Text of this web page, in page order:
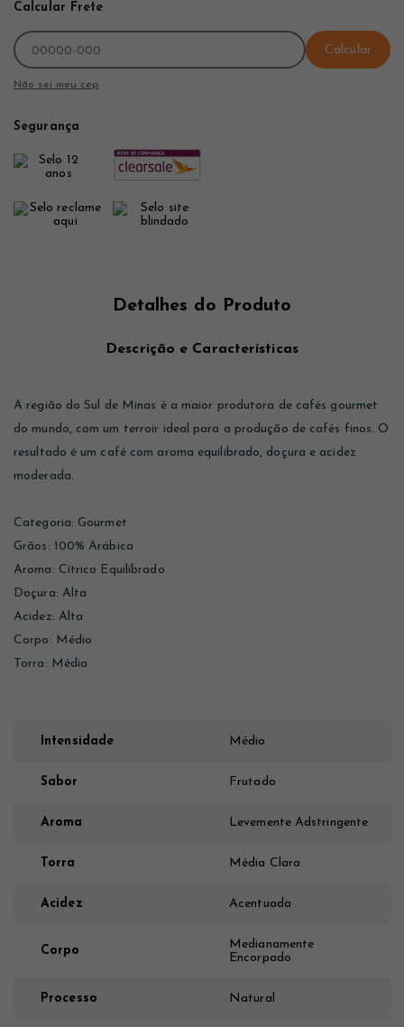
Calcular Frete
Calcular
Não sei meu cep
Segurança
Detalhes do Produto
Descrição e Características
A região do Sul de Minas é a maior produtora de cafés gourmet
do mundo, com um terroir ideal para a produção de cafés finos. O
resultado é um café com aroma equilibrado, doçura e acidez
moderada.
Categoria: Gourmet
Grãos: 100% Arábica
Aroma: Cítrico Equilibrado
Doçura: Alta
Acidez: Alta
Corpo: Médio
Torra: Média
Intensidade Médio
Sabor Frutado
Aroma Levemente Adstringente
Torra Média Clara
Acidez Acentuada
Corpo
Medianamente
Encorpado
Processo Natural